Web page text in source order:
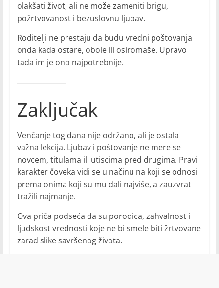
olakšati život, ali ne može zameniti brigu,
požrtvovanost i bezuslovnu ljubav.
Roditelji ne prestaju da budu vredni poštovanja
onda kada ostare, obole ili osiromaše. Upravo
tada im je ono najpotrebnije.
Zaključak
Venčanje tog dana nije održano, ali je ostala
važna lekcija. Ljubav i poštovanje ne mere se
novcem, titulama ili utiscima pred drugima. Pravi
karakter čoveka vidi se u načinu na koji se odnosi
prema onima koji su mu dali najviše, a zauzvrat
tražili najmanje.
Ova priča podseća da su porodica, zahvalnost i
ljudskost vrednosti koje ne bi smele biti žrtvovane
zarad slike savršenog života.